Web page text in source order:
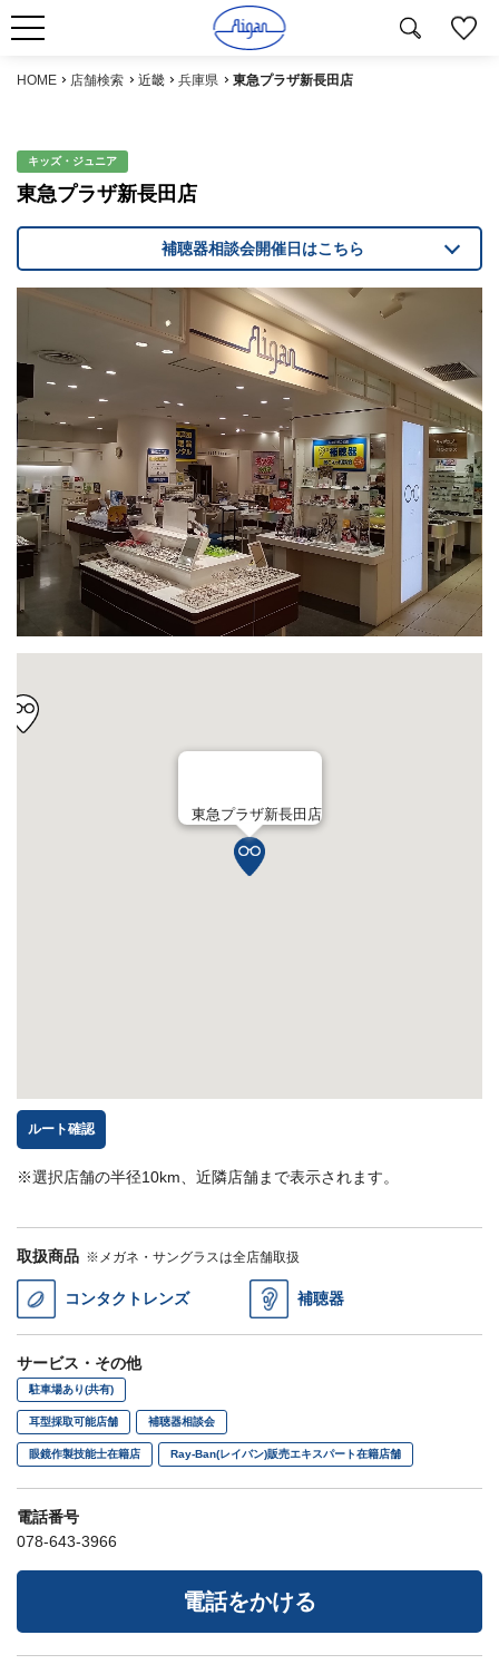
HOME 店舗検索 近畿 兵庫県 東急プラザ新長田店
キッズ・ジュニア
東急プラザ新長田店
取扱商品 ※メガネ・サングラスは全店舗取扱
コンタクトレンズ 補聴器
サービス・その他
駐車場あり(共有)
耳型採取可能店舗 補聴器相談会
眼鏡作製技能士在籍店 Ray-Ban(レイバン)販売エキスパート在籍店舗
電話番号
078-643-3966
電話をかける
補聴器相談会開催日はこちら
東急プラザ新長田店
ルート確認
※選択店舗の半径10km、近隣店舗まで表示されます。